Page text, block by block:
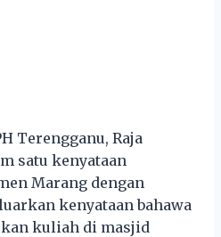
Terengganu, Raja
satu kenyataan
Marang dengan
kenyataan bahawa
kuliah di masjid